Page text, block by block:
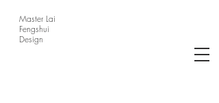
Master Lai
Fengshui
Design